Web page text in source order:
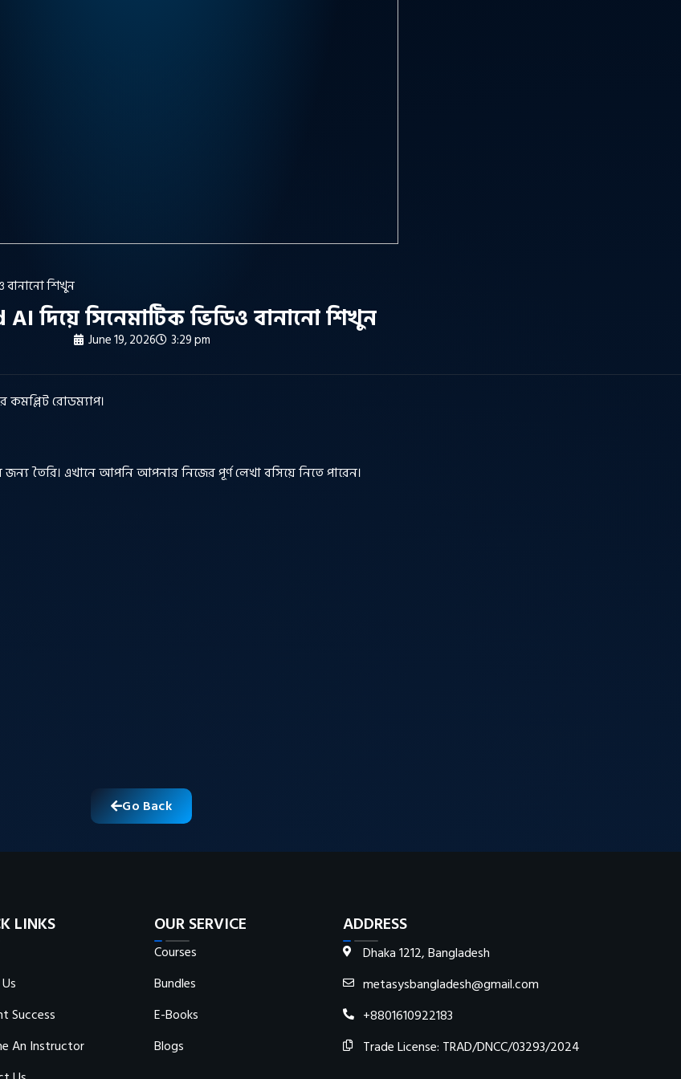
বানানো শিখুন
দিয়ে সিনেমাটিক ভিডিও বানানো শিখুন
June 19, 2026 3:29 pm
কমপ্লিট রোডম্যাপ।
তৈরি। এখানে আপনি আপনার নিজের পূর্ণ লেখা বসিয়ে নিতে পারেন।
Go Back
LINKS
Success
An Instructor
OUR SERVICE
Courses
Bundles
E-Books
Blogs
ADDRESS
Dhaka 1212, Bangladesh
metasysbangladesh@gmail.com
+8801610922183
Trade License: TRAD/DNCC/03293/2024